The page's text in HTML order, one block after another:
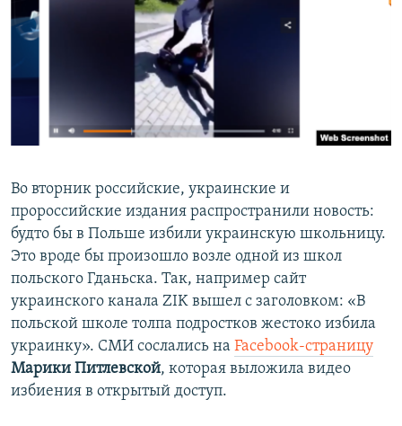
Во вторник российские, украинские и
пророссийские издания распространили новость:
будто бы в Польше избили украинскую школьницу.
Это вроде бы произошло возле одной из школ
польского Гданьска. Так, например сайт
украинского канала ZIK вышел с заголовком: «В
польской школе толпа подростков жестоко избила
украинку». СМИ сослались на Facebook-страницу
Марики Питлевской, которая выложила видео
избиения в открытый доступ.